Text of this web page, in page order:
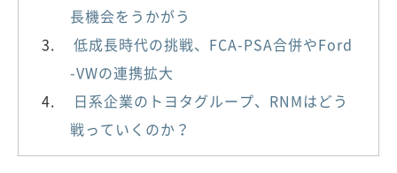
長機会をうかがう
低成長時代の挑戦、FCA-PSA合併やFord
-VWの連携拡大
日系企業のトヨタグループ、RNMはどう
戦っていくのか？